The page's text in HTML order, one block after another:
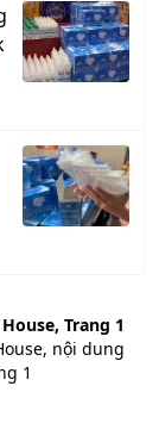
Trang 1
nội dung
1